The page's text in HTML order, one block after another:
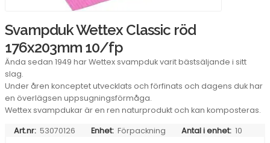
Svampduk Wettex Classic röd
176x203mm 10/fp
Ända sedan 1949 har Wettex svampduk varit bästsäljande i sitt
slag.
Under åren konceptet utvecklats och förfinats och dagens duk har
en överlägsen uppsugningsförmåga.
Wettex svampdukar är en ren naturprodukt och kan komposteras.
Art.nr: 53070126 Enhet: Förpackning Antal i enhet: 10